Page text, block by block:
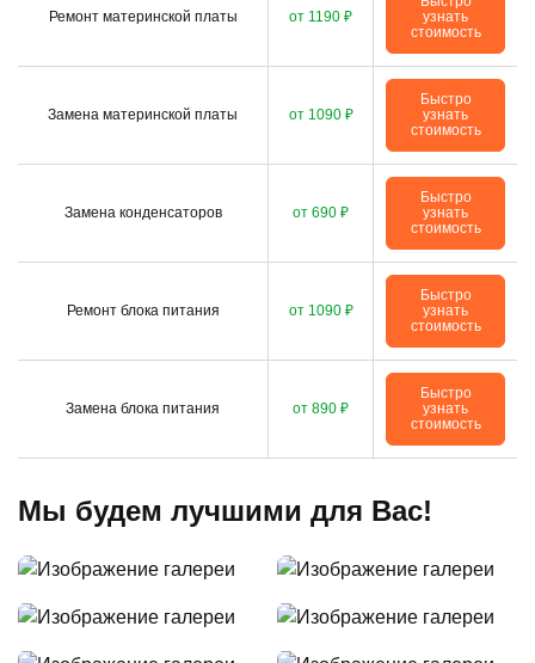
Ремонт материнской платы от 1190 ₽
узнать
стоимость
Замена материнской платы от 1090 ₽
Быстро
узнать
стоимость
Замена конденсаторов от 690 ₽
Быстро
узнать
стоимость
Ремонт блока питания от 1090 ₽
Быстро
узнать
стоимость
Замена блока питания от 890 ₽
Быстро
узнать
стоимость
Мы будем лучшими для Вас!